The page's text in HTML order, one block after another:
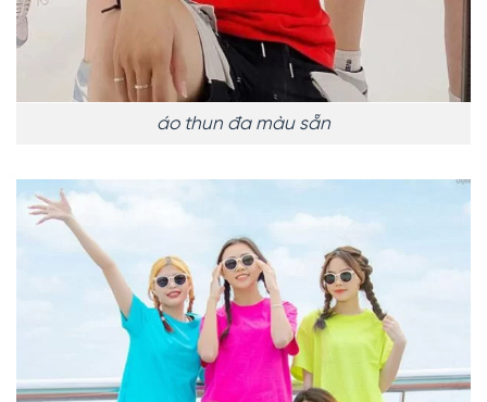
áo thun đa màu sẵn